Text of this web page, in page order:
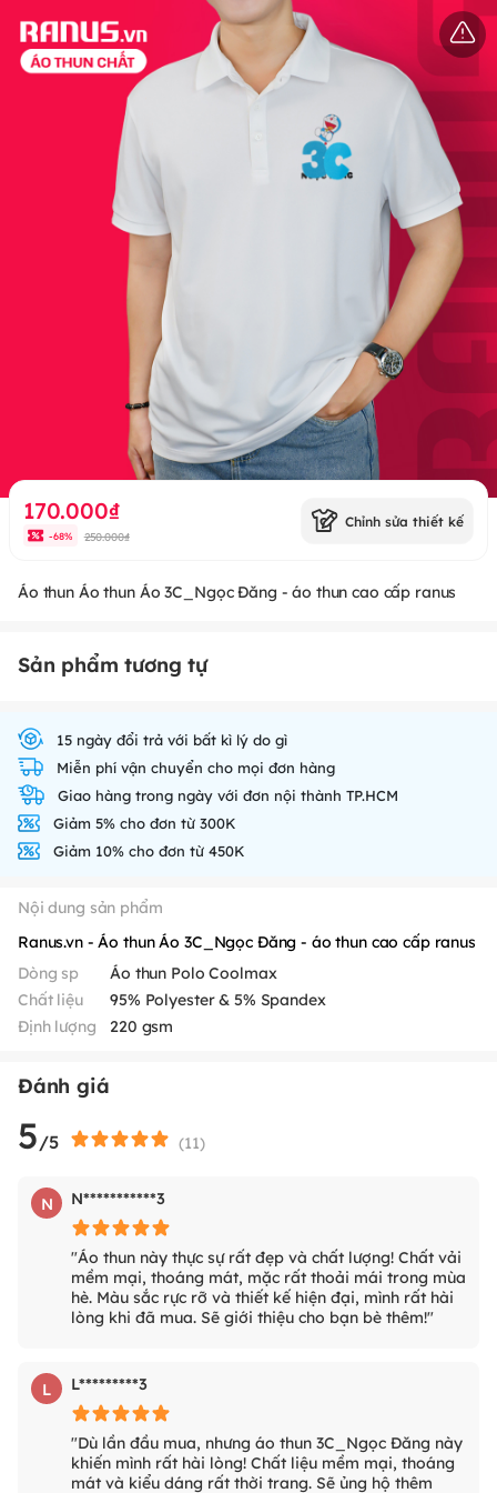
170.000₫
-68% 250.000₫
Chỉnh sửa thiết kế
Áo thun Áo thun Áo 3C_Ngọc Đăng - áo thun cao cấp ranus
Sản phẩm tương tự
15 ngày đổi trả với bất kì lý do gì
Miễn phí vận chuyển cho mọi đơn hàng
Giao hàng trong ngày với đơn nội thành TP.HCM
Giảm 5% cho đơn từ 300K
Giảm 10% cho đơn từ 450K
Nội dung sản phẩm
Ranus.vn - Áo thun Áo 3C_Ngọc Đăng - áo thun cao cấp ranus
Dòng sp
Áo thun Polo Coolmax
Chất liệu
95% Polyester & 5% Spandex
Định lượng
220 gsm
Đánh giá
5/5 (11)
N N***********3
"Áo thun này thực sự rất đẹp và chất lượng! Chất vải
mềm mại, thoáng mát, mặc rất thoải mái trong mùa
hè. Màu sắc rực rỡ và thiết kế hiện đại, mình rất hài
lòng khi đã mua. Sẽ giới thiệu cho bạn bè thêm!"
L L*********3
"Dù lần đầu mua, nhưng áo thun 3C_Ngọc Đăng này
khiến mình rất hài lòng! Chất liệu mềm mại, thoáng
mát và kiểu dáng rất thời trang. Sẽ ủng hộ thêm